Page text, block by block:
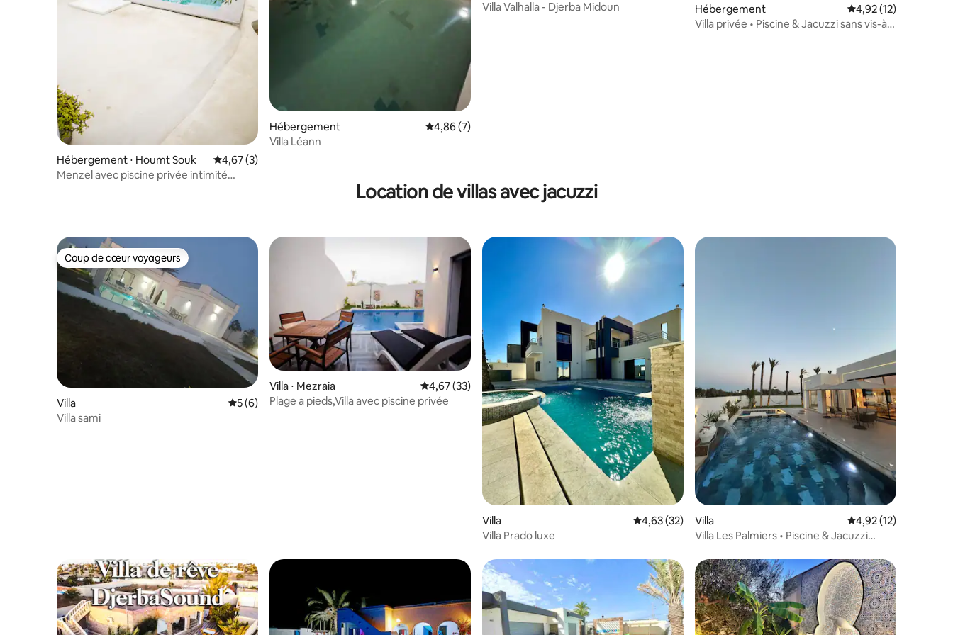
Hébergement ⋅ Houmt Souk Évaluation moyenne sur la base de 3 commentaires : 4,67 sur 5
4,67 (3)
Menzel avec piscine privée intimité
Hébergement Évaluation moyenne sur la base de 7 commentaires : 4,86 sur 5
4,86 (7)
Villa Léann
Villa Valhalla - Djerba Midoun
Hébergement Évaluation moyenne
4,92 (12)
Villa privée • Piscine & Jacuzzi sans vis-à-
Location de villas avec jacuzzi
Coup de cœur voyageurs
Coup de cœur voyageurs
Villa Évaluation moyenne sur la base de 6 commentaires : 5 sur 5
5 (6)
Villa sami
Villa ⋅ Mezraia Évaluation moyenne sur la base de 33 commentaires : 4,67 sur 5
4,67 (33)
Plage a pieds,Villa avec piscine privée
Villa Évaluation moyenne sur la base de 32 commentaires : 4,63 sur 5
4,63 (32)
Villa Prado luxe
Villa Évaluation moyenne
4,92 (12)
Villa Les Palmiers • Piscine & Jacuzzi